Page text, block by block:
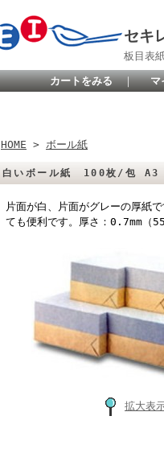
セキ
板目表
カートをみる ｜ マ
HOME > ボール紙
白いボール紙 100枚/包 A3
片面が白、片面がグレーの厚紙
ても便利です。厚さ：0.7mm（
拡大表